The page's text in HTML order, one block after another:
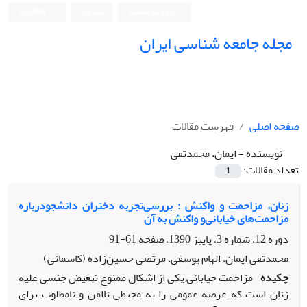
مجله جامعه شناسی ایران
صفحه اصلی
فهرست مقالات
نویسنده =ایمان، محمدتقى
تعداد مقالات:
1
زنان، مزاحمت و واکنش : بررسى‌تجربه دختران دانشجودرباره
مزاحمت‌هاى خیابانى‌و واکنش به آن
دوره 12، شماره 3، پاییز 1390، صفحه
61-91
محمدتقى ایمان، الهام یوسفى، مرتضى حسین‌زاده (کاسمانى)
چکیده مزاحمت خیابانى یکى از اشکال ممنوع تبعیض جنسى علیه
زنان است که عرصه عمومى را به محیطى ناامن و نامطلوب براى